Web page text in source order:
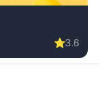
⭐3.6
adventure